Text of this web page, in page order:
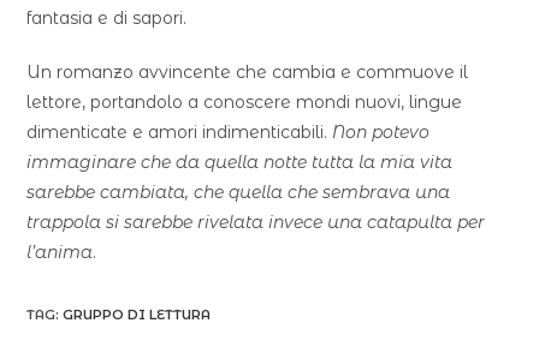
fantasia e di sapori.
Un romanzo avvincente che cambia e commuove il
lettore, portandolo a conoscere mondi nuovi, lingue
dimenticate e amori indimenticabili. Non potevo
immaginare che da quella notte tutta la mia vita
sarebbe cambiata, che quella che sembrava una
trappola si sarebbe rivelata invece una catapulta per
l’anima.
TAG:GRUPPO DI LETTURA